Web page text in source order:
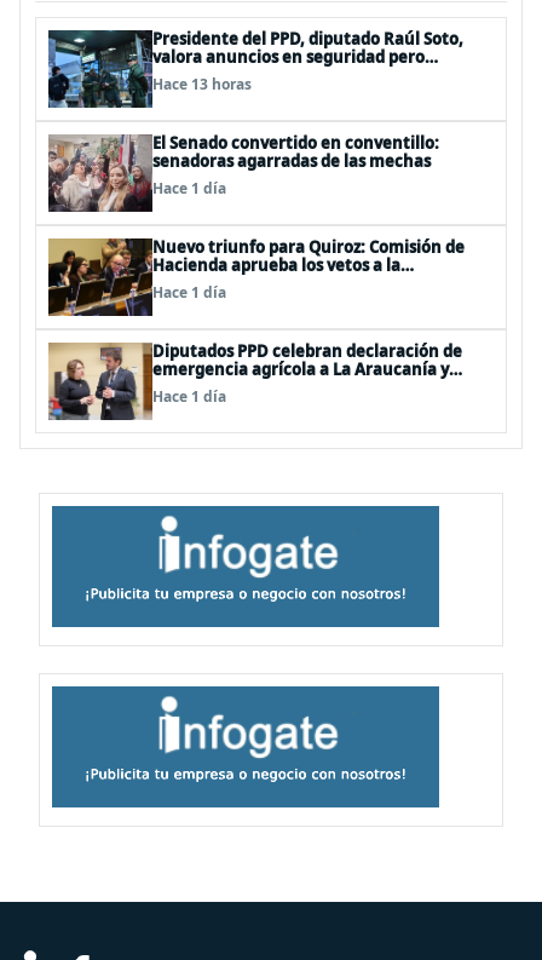
Presidente del PPD, diputado Raúl Soto,
valora anuncios en seguridad pero
advierte ausencia clave: alzamiento del
secreto bancario
Hace 13 horas
El Senado convertido en conventillo:
senadoras agarradas de las mechas
Hace 1 día
Nuevo triunfo para Quiroz: Comisión de
Hacienda aprueba los vetos a la
Megarreforma
Hace 1 día
Diputados PPD celebran declaración de
emergencia agrícola a La Araucanía y
piden agilizar ayudas económicas a
familias
Hace 1 día